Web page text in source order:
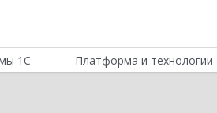
1С Платформа и технологии